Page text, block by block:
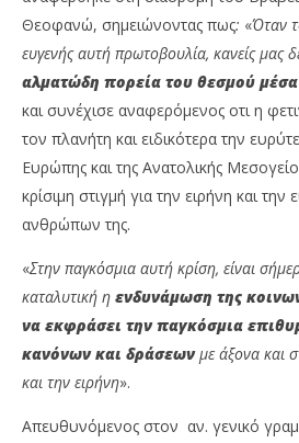
Θεοφανώ, σημειώνοντας πως: «Όταν
ευγενής αυτή πρωτοβουλία, κανείς μας
αλματώδη πορεία του θεσμού μέσα
και συνέχισε αναφερόμενος οτι η
τον πλανήτη και ειδικότερα την
Ευρώπης και της Ανατολικής
κρίσιμη στιγμή για την ειρήνη και την
ανθρώπων της.
«Στην παγκόσμια αυτή κρίση, είναι
καταλυτική η ενδυνάμωση της
να εκφράσει την παγκόσμια
κανόνων και δράσεωνμε άξονα και
και την ειρήνη».
Απευθυνόμενος στον αν. γενικό